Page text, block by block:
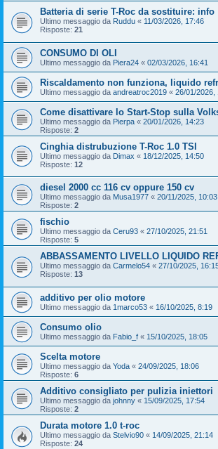
Batteria di serie T-Roc da sostituire: info
Ultimo messaggio da Ruddu « 11/03/2026, 17:46
Risposte: 21
CONSUMO DI OLI
Ultimo messaggio da Piera24 « 02/03/2026, 16:41
Riscaldamento non funziona, liquido
Ultimo messaggio da andreatroc2019 « 26/01/2026,
Come disattivare lo Start-Stop sulla
Ultimo messaggio da Pierpa « 20/01/2026, 14:23
Risposte: 2
Cinghia distrubuzione T-Roc 1.0 TSI
Ultimo messaggio da Dimax « 18/12/2025, 14:50
Risposte: 12
diesel 2000 cc 116 cv oppure 150 cv
Ultimo messaggio da Musa1977 « 20/11/2025, 10:03
Risposte: 2
fischio
Ultimo messaggio da Ceru93 « 27/10/2025, 21:51
Risposte: 5
ABBASSAMENTO LIVELLO LIQUIDO
Ultimo messaggio da Carmelo54 « 27/10/2025,
Risposte: 13
additivo per olio motore
Ultimo messaggio da 1marco53 « 16/10/2025, 8:19
Consumo olio
Ultimo messaggio da Fabio_f « 15/10/2025, 18:05
Scelta motore
Ultimo messaggio da Yoda « 24/09/2025, 18:06
Risposte: 6
Additivo consigliato per pulizia iniettori
Ultimo messaggio da johnny « 15/09/2025, 17:54
Risposte: 2
Durata motore 1.0 t-roc
Ultimo messaggio da Stelvio90 « 14/09/2025, 21:14
Risposte: 24